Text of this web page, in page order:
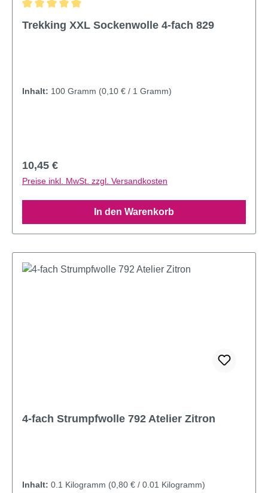
Trekking XXL Sockenwolle 4-fach 829
Inhalt: 100 Gramm (0,10 € / 1 Gramm)
Regulärer Preis:
10,45 €
Preise inkl. MwSt. zzgl. Versandkosten
In den Warenkorb
4-fach Strumpfwolle 792 Atelier Zitron
Inhalt: 0.1 Kilogramm (0,80 € / 0.01 Kilogramm)